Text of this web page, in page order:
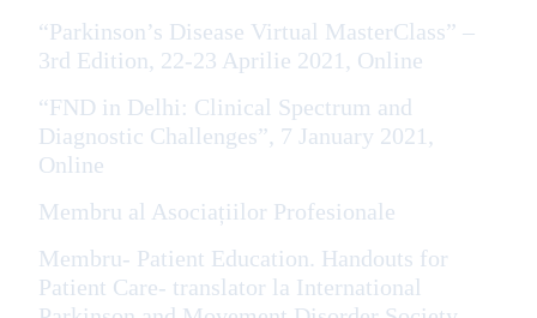
“Parkinson’s Disease Virtual MasterClass” –
3rd Edition, 22-23 Aprilie 2021, Online
“FND in Delhi: Clinical Spectrum and
Diagnostic Challenges”, 7 January 2021,
Online
Membru al Asociațiilor Profesionale
Membru- Patient Education. Handouts for
Patient Care- translator la International